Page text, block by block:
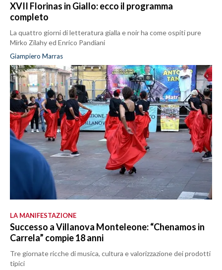
XVII Florinas in Giallo: ecco il programma
completo
La quattro giorni di letteratura gialla e noir ha come ospiti pure
Mirko Zilahy ed Enrico Pandiani
Giampiero Marras
LA MANIFESTAZIONE
Successo a Villanova Monteleone: “Chenamos in
Carrela” compie 18 anni
Tre giornate ricche di musica, cultura e valorizzazione dei prodotti
tipici